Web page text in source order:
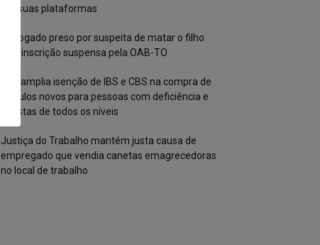
em suas plataformas
Advogado preso por suspeita de matar o filho
tem inscrição suspensa pela OAB-TO
STF amplia isenção de IBS e CBS na compra de
veículos novos para pessoas com deficiência e
autistas de todos os níveis
Justiça do Trabalho mantém justa causa de
empregado que vendia canetas emagrecedoras
no local de trabalho